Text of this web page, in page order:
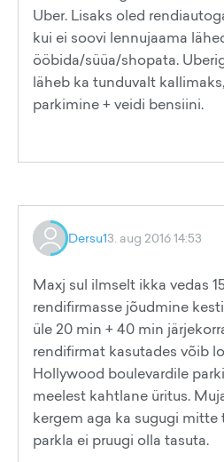
Uber. Lisaks oled
kui ei soovi lennujaama
ööbida/süüa/shopata.
läheb ka tunduvalt
parkimine + veidi bensiini.
Dersu13. aug 2016 14:53
Maxj sul ilmselt ikka vedas
rendifirmasse jõudmine
üle 20 min + 40 min
rendifirmat kasutades võib
Hollywood boulevardile
meelest kahtlane üritus.
kergem aga ka sugugi mitte
parkla ei pruugi olla tasuta.